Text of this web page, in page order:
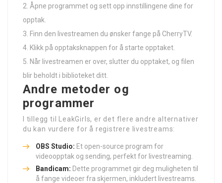
Åpne programmet og sett opp innstillingene dine for
opptak.
Finn den livestreamen du ønsker fange på CherryTV.
Klikk på opptaksknappen for å starte opptaket.
Når livestreamen er over, slutter du opptaket, og filen
blir beholdt i biblioteket ditt.
Andre metoder og
programmer
I tillegg til LeakGirls, er det flere andre alternativer
du kan vurdere for å registrere livestreams:
OBS Studio: Et open-source program for
videoopptak og sending, perfekt for livestreaming.
Bandicam: Dette programmet gir deg muligheten til
å fange videoer fra skjermen, inkludert livestreams.